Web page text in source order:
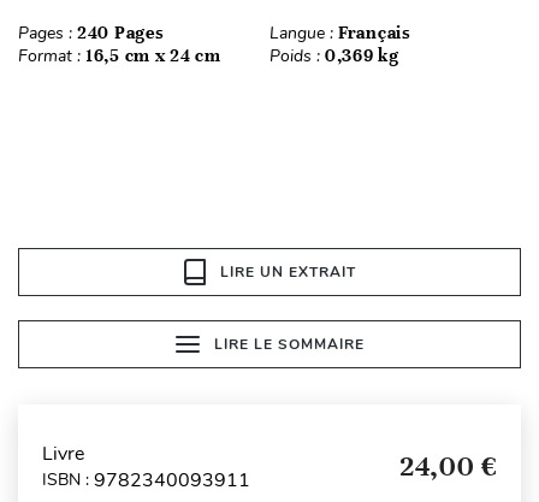
Pages : 240 Pages Langue : Français
Format : 16,5 cm x 24 cm Poids : 0,369 kg
LIRE UN EXTRAIT
LIRE LE SOMMAIRE
Livre
ISBN : 9782340093911 24,00 €